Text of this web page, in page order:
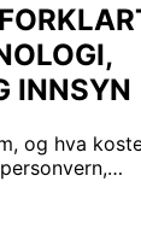
INNSYN
og hva